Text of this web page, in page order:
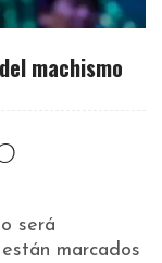
machismo
será
marcados